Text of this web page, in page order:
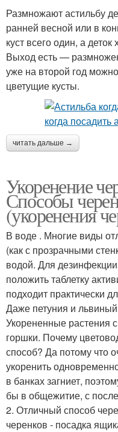
Размножают астильбу
ранней весной или в
куст всего один, а
Выход есть —
уже на второй год
цветущие кусты.
читать дальше →
Укоренение
Способы
(укоренения
В воде . Многие виды
(как с прозрачными
водой. Для
положить таблетку
подходит практически
Даже петуния и
Укорененные растения
горшки. Почему
способ? Да потому что
укоренить
в банках загниет,
бы в общежитие, с
2. Отличный способ
черенков - посадка